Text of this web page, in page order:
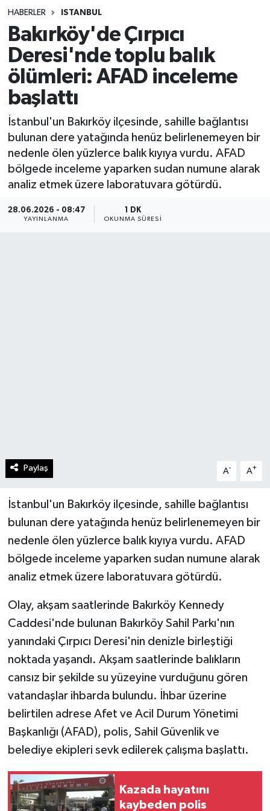
HABERLER ISTANBUL
Bakırköy'de Çırpıcı
Deresi'nde toplu balık
ölümleri: AFAD inceleme
başlattı
İstanbul'un Bakırköy ilçesinde, sahille bağlantısı
bulunan dere yatağında henüz belirlenemeyen bir
nedenle ölen yüzlerce balık kıyıya vurdu. AFAD
bölgede inceleme yaparken sudan numune alarak
analiz etmek üzere laboratuvara götürdü.
28.06.2026 - 08:47
YAYINLANMA
1 DK
OKUNMA SÜRESI
Paylaş A- A+
İstanbul'un Bakırköy ilçesinde, sahille bağlantısı
bulunan dere yatağında henüz belirlenemeyen bir
nedenle ölen yüzlerce balık kıyıya vurdu. AFAD
bölgede inceleme yaparken sudan numune alarak
analiz etmek üzere laboratuvara götürdü.
Olay, akşam saatlerinde Bakırköy Kennedy
Caddesi'nde bulunan Bakırköy Sahil Parkı'nın
yanındaki Çırpıcı Deresi'nin denizle birleştiği
noktada yaşandı. Akşam saatlerinde balıkların
cansız bir şekilde su yüzeyine vurduğunu gören
vatandaşlar ihbarda bulundu. İhbar üzerine
belirtilen adrese Afet ve Acil Durum Yönetimi
Başkanlığı (AFAD), polis, Sahil Güvenlik ve
belediye ekipleri sevk edilerek çalışma başlattı.
Kazada hayatını
kaybeden polis
Spor
Teknoloji